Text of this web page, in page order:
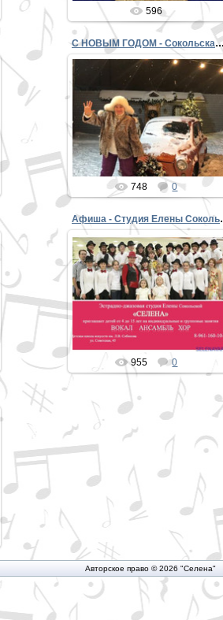
596
С НОВЫМ ГОДОМ -
29.12.2018
PETER
748 0
Афиша -
14.05.2017
PETER
955 0
Авторское право © 2026 "Селена"